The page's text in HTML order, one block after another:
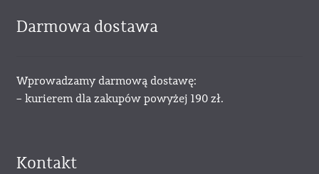
Darmowa dostawa
Wprowadzamy darmową dostawę:
– kurierem dla zakupów powyżej 190 zł.
Kontakt